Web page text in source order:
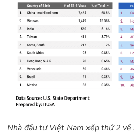
Nhà đầu tư Việt Nam xếp thứ 2